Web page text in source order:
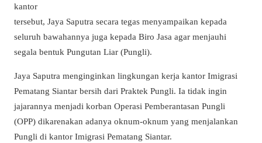
kantor
tersebut, Jaya Saputra secara tegas menyampaikan kepada
seluruh bawahannya juga kepada Biro Jasa agar menjauhi
segala bentuk Pungutan Liar (Pungli).
Jaya Saputra menginginkan lingkungan kerja kantor Imigrasi
Pematang Siantar bersih dari Praktek Pungli. Ia tidak ingin
jajarannya menjadi korban Operasi Pemberantasan Pungli
(OPP) dikarenakan adanya oknum-oknum yang menjalankan
Pungli di kantor Imigrasi Pematang Siantar.